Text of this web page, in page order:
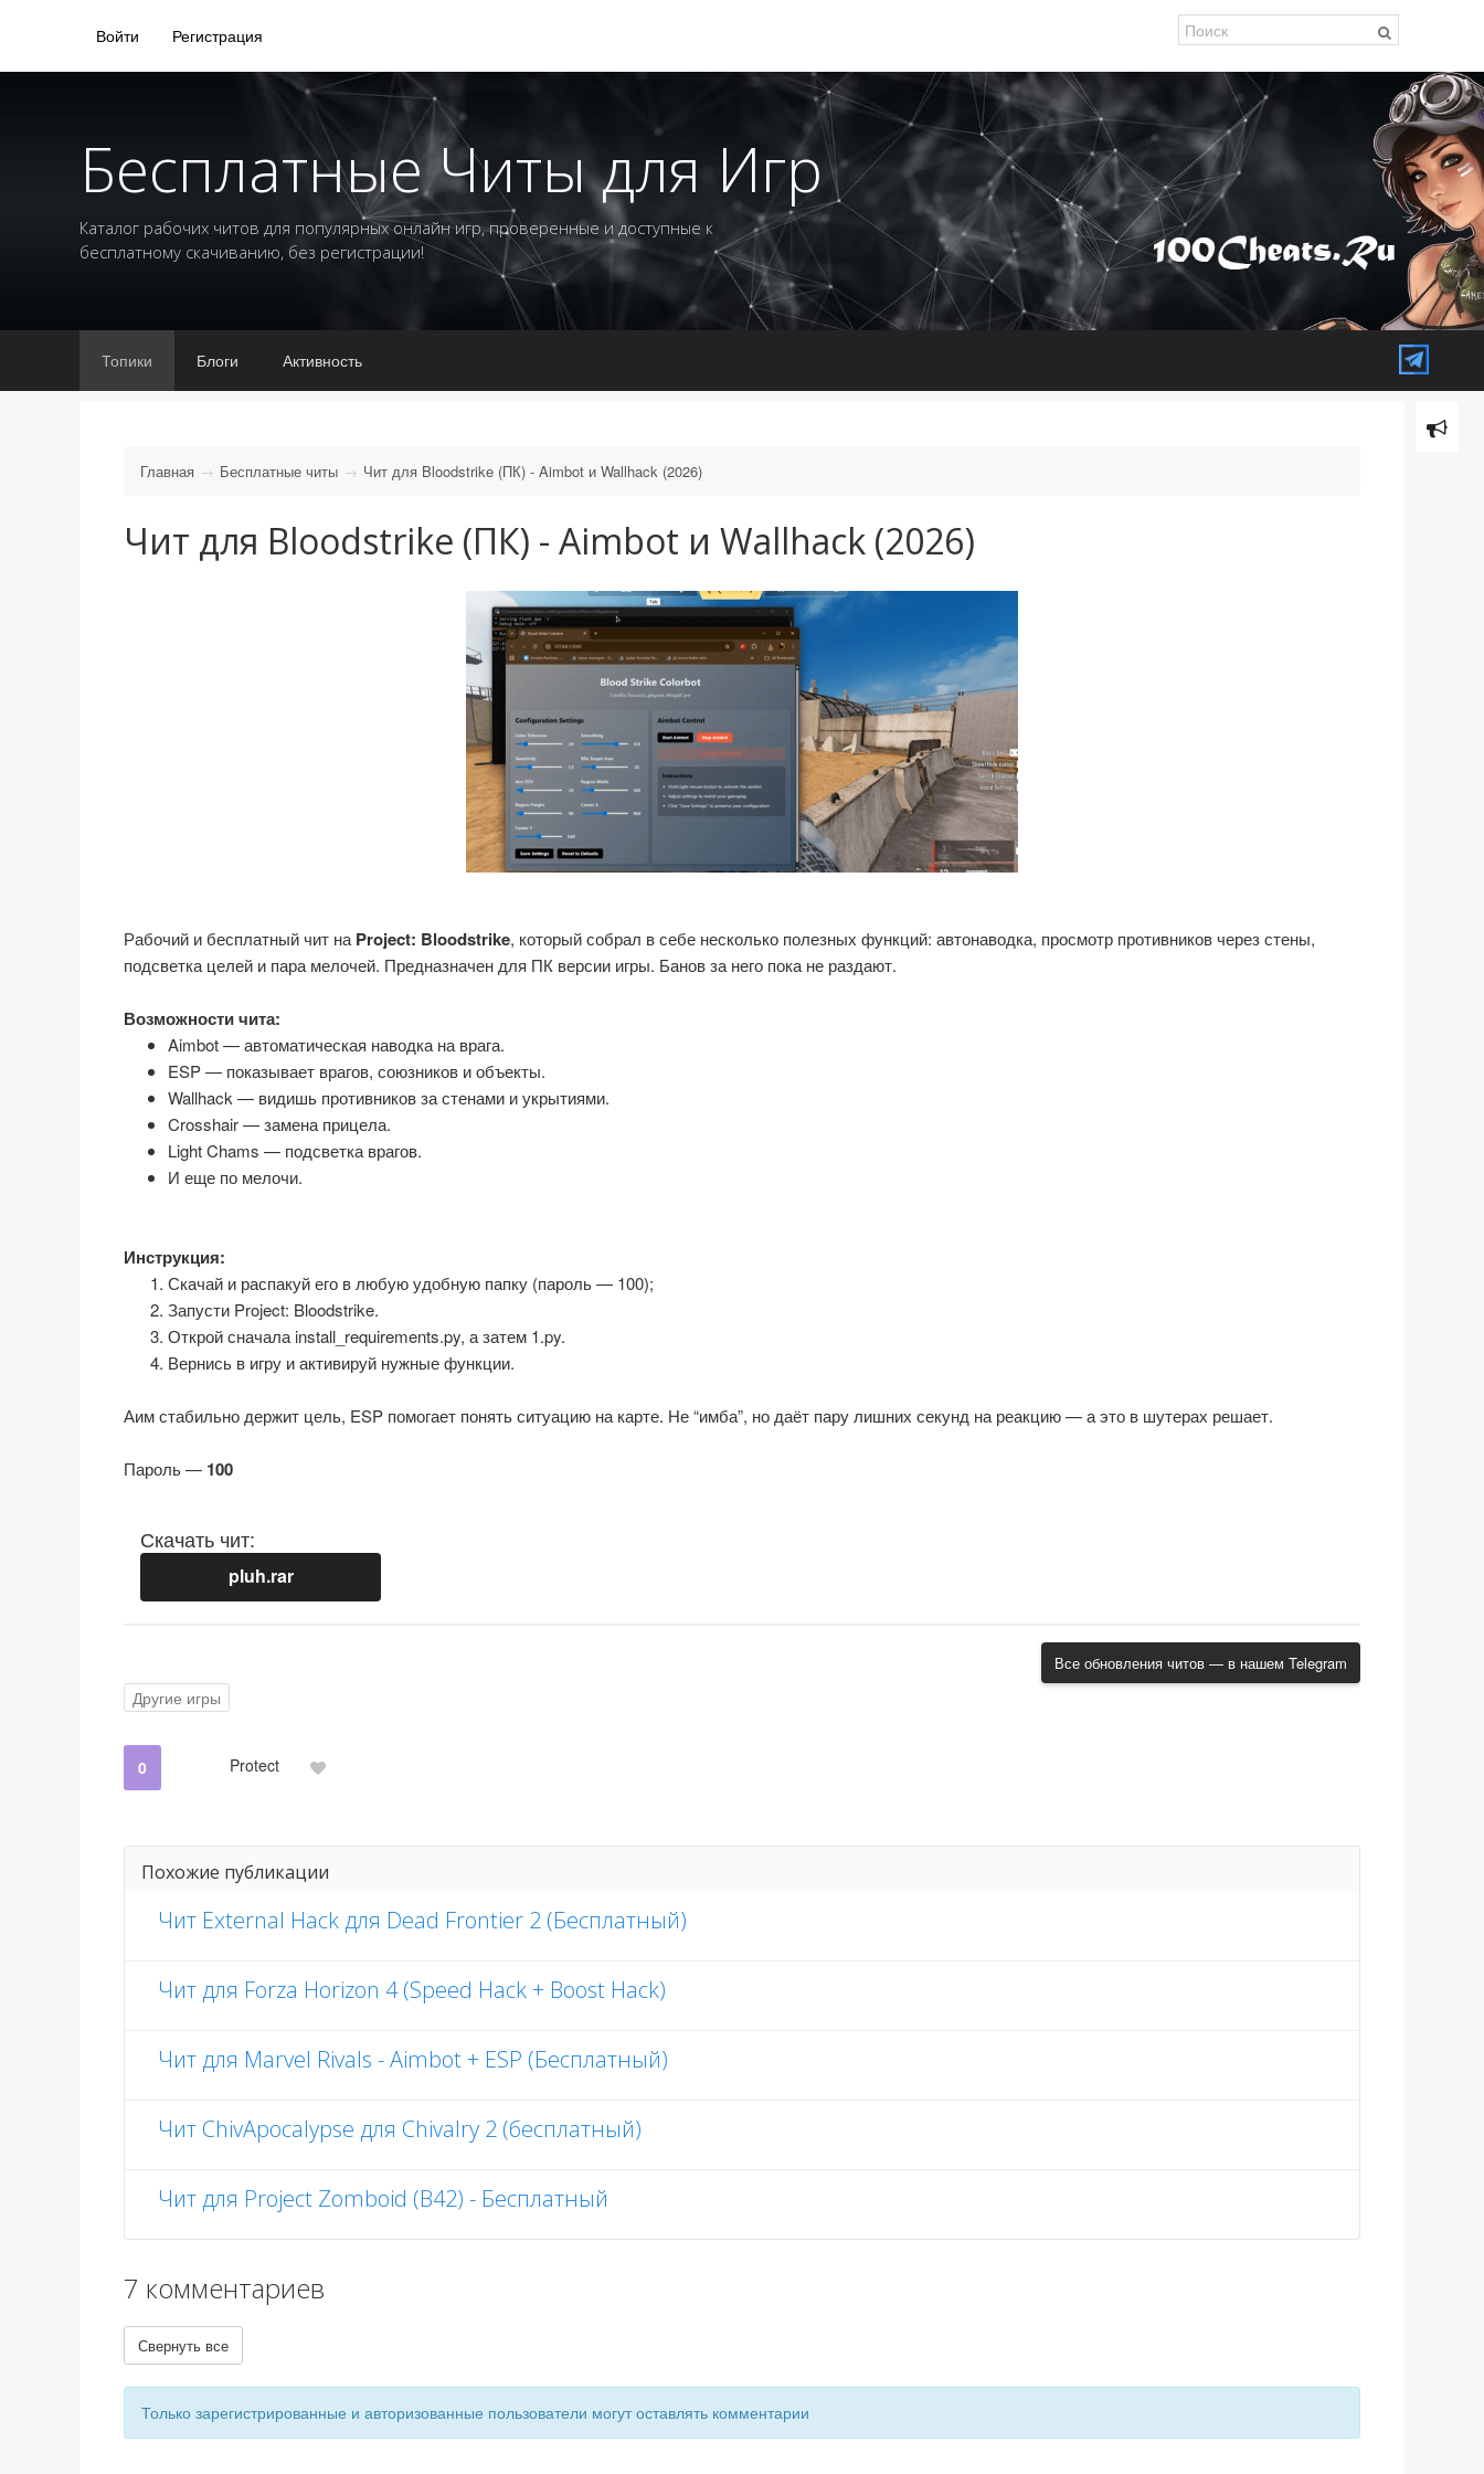
Войти Регистрация
Бесплатные Читы для Игр
Каталог рабочих читов для популярных онлайн игр, проверенные и доступные к
бесплатному скачиванию, без регистрации!
Топики Блоги Активность
Главная Бесплатные читы Чит для Bloodstrike (ПК) - Aimbot и Wallhack (2026)
Чит для Bloodstrike (ПК) - Aimbot и Wallhack (2026)
Рабочий и бесплатный чит на Project: Bloodstrike, который собрал в себе несколько полезных функций: автонаводка, просмотр противников через стены,
подсветка целей и пара мелочей. Предназначен для ПК версии игры. Банов за него пока не раздают.
Возможности чита:
Aimbot — автоматическая наводка на врага.
ESP — показывает врагов, союзников и объекты.
Wallhack — видишь противников за стенами и укрытиями.
Crosshair — замена прицела.
Light Chams — подсветка врагов.
И еще по мелочи.
Инструкция:
Скачай и распакуй его в любую удобную папку (пароль — 100);
Запусти Project: Bloodstrike.
Открой сначала install_requirements.py, а затем 1.py.
Вернись в игру и активируй нужные функции.
Аим стабильно держит цель, ESP помогает понять ситуацию на карте. Не “имба”, но даёт пару лишних секунд на реакцию — а это в шутерах решает.
Пароль — 100
Скачать чит:
pluh.rar
Все обновления читов — в нашем Telegram
Другие игры
0 Protect
Похожие публикации
Чит External Hack для Dead Frontier 2 (Бесплатный)
Чит для Forza Horizon 4 (Speed Hack + Boost Hack)
Чит для Marvel Rivals - Aimbot + ESP (Бесплатный)
Чит ChivApocalypse для Chivalry 2 (бесплатный)
Чит для Project Zomboid (B42) - Бесплатный
7 комментариев
Свернуть все
Только зарегистрированные и авторизованные пользователи могут оставлять комментарии